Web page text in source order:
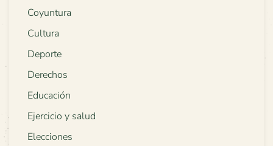
Coyuntura
Cultura
Deporte
Derechos
Educación
Ejercicio y salud
Elecciones